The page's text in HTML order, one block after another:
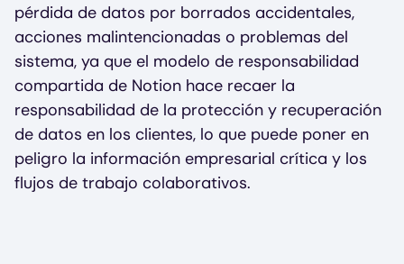
pérdida de datos por borrados accidentales,
acciones malintencionadas o problemas del
sistema, ya que el modelo de responsabilidad
compartida de Notion hace recaer la
responsabilidad de la protección y recuperación
de datos en los clientes, lo que puede poner en
peligro la información empresarial crítica y los
flujos de trabajo colaborativos.